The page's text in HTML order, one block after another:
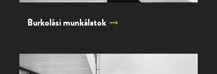
Burkolási munkálatok